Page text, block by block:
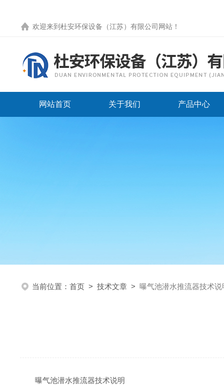
欢迎来到 杜安环保设备（江苏）有限公司网站 ！
网站首页 关于我们 产品中心
当前位置： 首页 > 技术文章 > 曝气池潜水推流器技术说
曝气池潜水推流器技术说明